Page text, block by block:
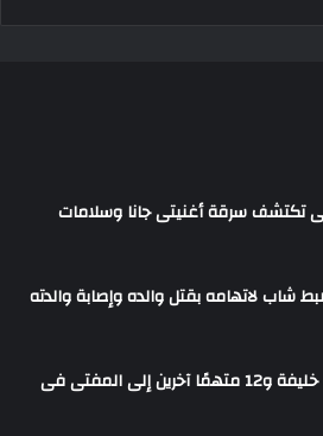
تكتشف سرقة أغنيتى جانا وسلامات
شاب لاتهامه بقتل والده وإصابة والدته
إحالة أوراق المذيعة سارة خليفة و12 متهمًا آخرين إلى المفتى فى